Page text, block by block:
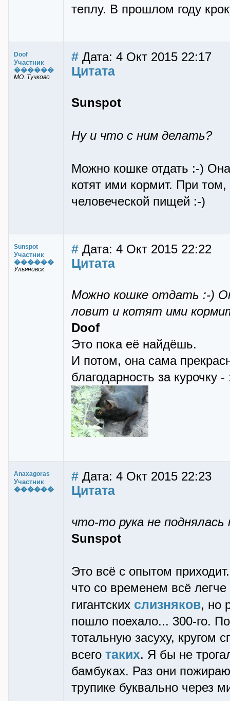
теплу. В прошлом году
Doof
Участник
������
МО. Тучково
# Дата: 4 Окт 2015 22:17
Цитата
Sunspot
Ну и что с ним делать?
Можно кошке отдать :-) Она
котят ими кормит. При
человеческой пищей :-)
Sunspot
Участник
������
Ульяновск
# Дата: 4 Окт 2015 22:22
Цитата
Можно кошке отдать :-)
ловит и котят ими
Doof
Это пока её найдёшь.
И потом, она сама
благодарность за курочку -
Anaxagoras
Участник
������
# Дата: 4 Окт 2015 22:23
Цитата
что-то рука не поднялась
Sunspot
Это всё с опытом
что со временем всё
гигантских слизняков, но
пошло поехало... 300-го.
тотальную засуху, кругом
всего таких. Я бы не
бамбуках. Раз они
трупике буквально через